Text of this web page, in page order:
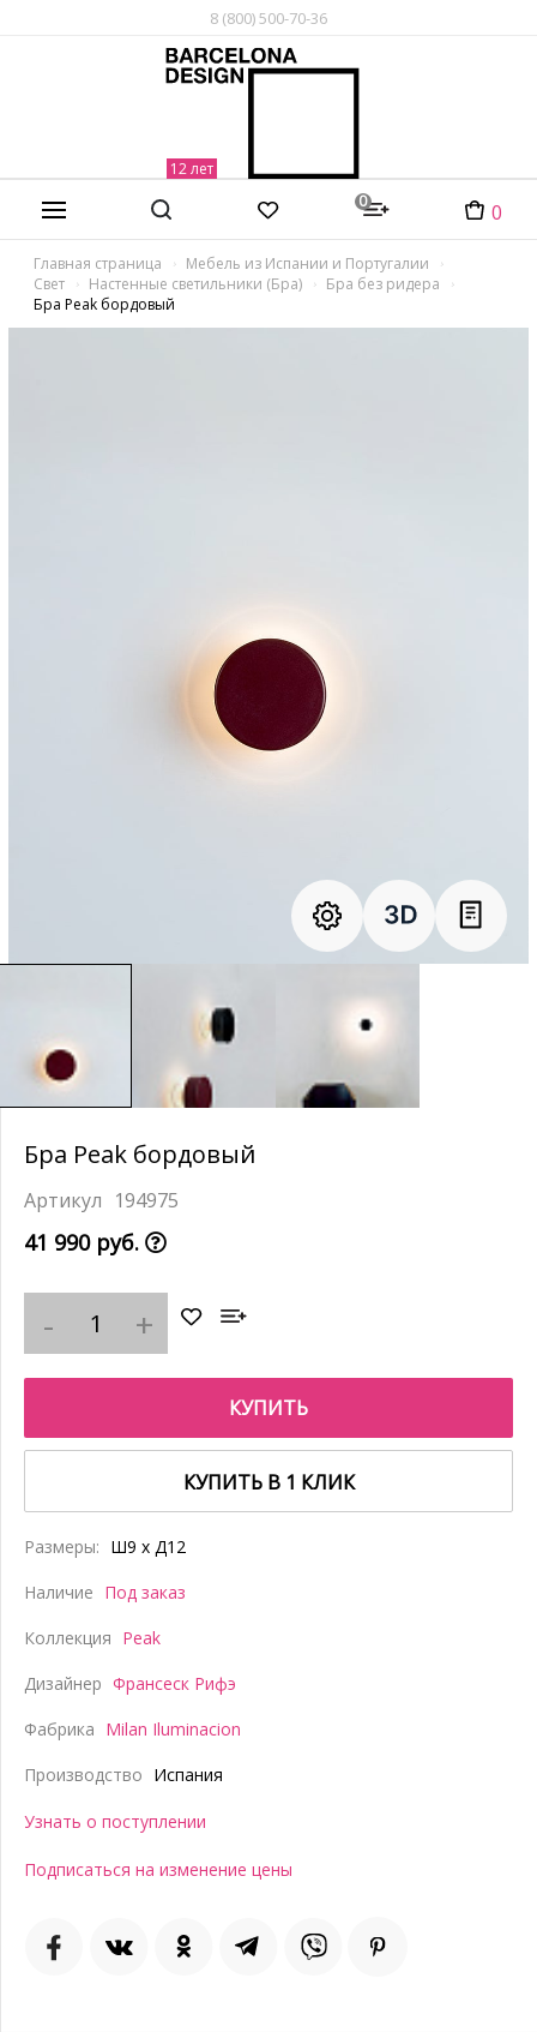
8 (800) 500-70-36
0 0
Главная страница
Мебель из Испании и Португалии
Свет
Настенные светильники (Бра)
Бра без ридера
Бра Peak бордовый
Бра Peak бордовый
194975
41 990 руб.
КУПИТЬ
КУПИТЬ В 1 КЛИК
Размеры: Ш9 x Д12
Наличие Под заказ
Коллекция Peak
Дизайнер Франсеск Рифэ
Фабрика Milan Iluminacion
Производство Испания
Узнать о поступлении
Подписаться на изменение цены